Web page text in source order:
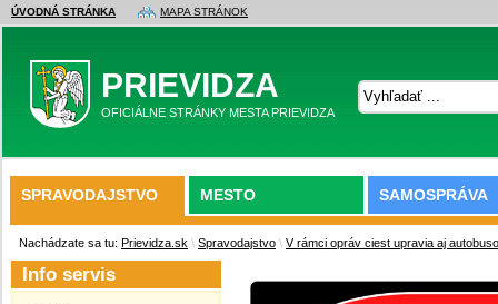
ÚVODNÁ STRÁNKA MAPA STRÁNOK
PRIEVIDZA
OFICIÁLNE STRÁNKY MESTA PRIEVIDZA
SPRAVODAJSTVO MESTO SAMOSPRÁVA
Nachádzate sa tu: Prievidza.sk \ Spravodajstvo \ V rámci opráv ciest upravia aj
Info servis